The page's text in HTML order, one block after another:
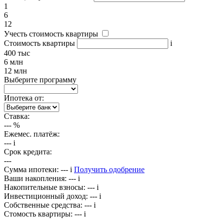
1
6
12
Учесть стоимость квартиры
Стоимость квартиры
i
400 тыс
6 млн
12 млн
Выберите программу
Ипотека от:
Ставка:
--- %
Ежемес. платёж:
--- i
Срок кредита:
---
Сумма ипотеки: --- i Получить одобрение
Ваши накопления: --- i
Накопительные взносы: --- i
Инвестиционный доход: --- i
Собственные средства: --- i
Стомость квартиры: --- i